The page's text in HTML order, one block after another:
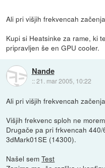
Ali pri višjih frekvencah
Kupi si Heatsinke za rame, ki
pripravljen še en GPU cooler.
Nande
::21. mar 2005, 10:22
Ali pri višjih frekvencah
Višjih frekvenc sploh ne
Drugače pa pri frkvencah
3dMark01SE (14300).
Našel semTest